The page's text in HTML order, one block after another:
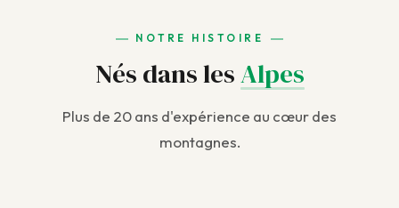
NOTRE HISTOIRE
Nés dans lesAlpes
Plus de 20 ans d'expérience au cœur des
montagnes.